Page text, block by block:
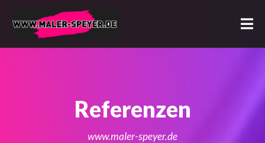
Referenzen
www.maler-speyer.de